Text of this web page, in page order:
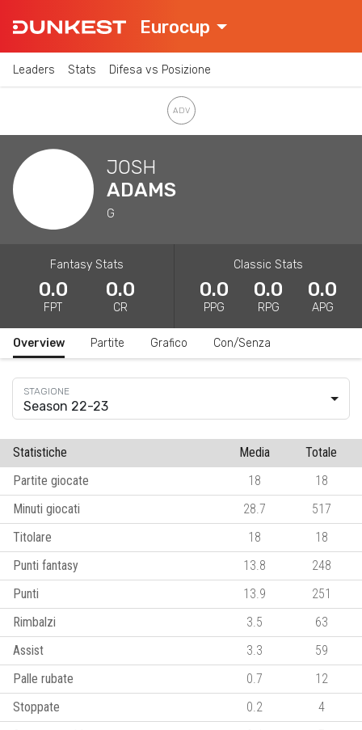
Eurocup
Leaders Stats Difesa vs Posizione
JOSH
ADAMS
G
Fantasy Stats
0.0
FPT
0.0
CR
Classic Stats
0.0
PPG
0.0
RPG
0.0
APG
Overview Partite Grafico Con/Senza
Season 22-23
Statistiche Media
Totale
Partite giocate
18
18
Minuti giocati
28.7
517
Titolare
18
18
Punti fantasy
13.8
248
Punti
13.9
251
Rimbalzi
3.5
63
Assist
3.3
59
Palle rubate
0.7
12
Stoppate
0.2
4